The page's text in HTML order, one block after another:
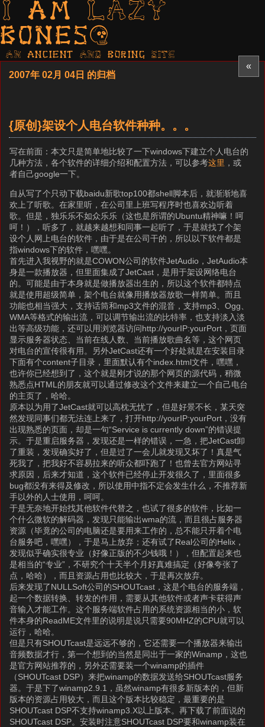
I am LAZY
bones?
AN ancient AND boring SITE
«
2007年 02月 04日 的归档
{原创}架设个人电台软件种种。。。
写在前面：本文只是简单地比较了一下windows下建立个人电台的
几种方法，各个软件的详细介绍和配置方法，可以参考这里 ，或
者自己google一下。
自从写了个只动下载baidu新歌top100都shell脚本后，就渐渐地喜
欢上了听歌。在家里听，在公司里上班写程序时也喜欢边听着
歌。但是，独乐乐不如众乐乐（这也是所谓的Ubuntu精神嘛！呵
呵！），听多了，就越来越想和同事一起听了，于是就找了个架
设个人网上电台的软件，由于是在公司干的，所以以下软件都是
指windows下的软件，嘿嘿。
首先进入我视野的就是COWON公司的软件JetAudio，JetAudio本
身是一款播放器，但里面集成了JetCast，是用于架设网络电台
的。可能是由于本身就是做播放器出生的，所以这个软件都特点
就是使用超级简单，架个电台就像用播放器放歌一样简单。而且
功能也相当强大，支持话筒和mp3文件的混音，支持mp3、Ogg、
WMA等格式的输出流，可以调节输出流的比特率，也支持淡入淡
出等高级功能，还可以用浏览器访问http://yourIP:yourPort，页面
显示服务器状态、当前在线人数、当前播放歌曲名等，这个网页
对电台的宣传很有用。另外JetCast还有一个好处就是在安装目录
下面有个content子目录，里面默认有个index.html文件，嘿嘿，
也许你已经想到了，这个就是刚才说的那个网页的源代码，稍微
熟悉点HTML的朋友就可以通过修改这个文件来建立一个自己电台
的主页了，哈哈。
原本以为用了JetCast就可以高枕无忧了，但是好景不长，某天突
然发现同事们都无法连上来了，打开http://yourIP:yourPort，没有
出现熟悉的页面，却是一句“Service is currently down”的错误提
示。于是重启服务器，发现还是一样的错误，一急，把JetCast卸
了重装，发现确实好了，但是过了一会儿就发现又坏了！真是气
死我了，把我好不容易拉来的听众都吓跑了！也曾去官方网站寻
求原因，后来才知道，这个软件已经停止开发很久了，里面很多
bug都没有来得及修改，所以使用中指不定会发生什么，不推荐新
手以外的人士使用，呵呵。
于是无奈地开始找其他软件代替之，也试了很多的软件，比如一
个什么微软的解码器，发现只能输出wma的流，而且很占服务器
资源（毕竟的公司的电脑还是要用来工作的，总不能只开着个电
台服务吧，嘿嘿），于是马上放弃；还有试了Real公司的Helix，
发现似乎确实很专业（好像正版的不少钱哦！），但配置起来也
是相当的“专业”，不研究个十天半个月好真难搞定（好像夸张了
点，哈哈），而且资源占用也比较大，于是再次放弃。
后来发现了NULLSoft公司的SHOUTcast，这是个电台的服务端，
起一个数据转换、转发的作用，需要从其他软件或者声卡获得声
音输入才能工作。这个服务端软件占用的系统资源相当的小，软
件本身的ReadME文件里的说明是说只需要90MHZ的CPU就可以
运行，哈哈。
但是只有SHOUTcast是远远不够的，它还需要一个播放器来输出
音频数据才行，第一个想到的当然是同出于一家的Winamp，这也
是官方网站推荐的，另外还需要装一个winamp的插件
（SHOUTcast DSP）来把winamp的数据发送给SHOUTcast服务
器。于是下了winamp2.9.1，虽然winamp有很多新版本的，但新
版本的资源占用较大，而且这个版本比较稳定，最重要的是
SHOUTcast DSP不支持winamp3.X以上版本。再下载了前面说的
SHOUTcast DSP。安装时注意SHOUTcast DSP要和winamp装在